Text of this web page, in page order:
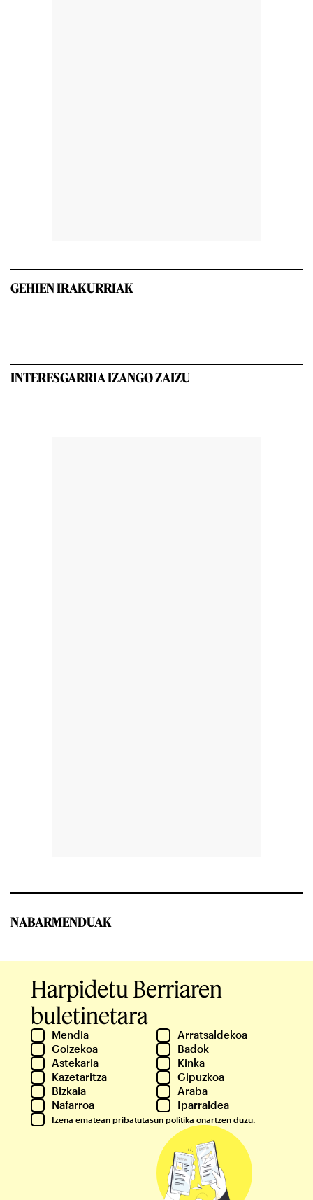
GEHIEN IRAKURRIAK
INTERESGARRIA IZANGO ZAIZU
NABARMENDUAK
Harpidetu Berriaren
buletinetara
Mendia
Arratsaldekoa
Goizekoa
Badok
Astekaria
Kinka
Kazetaritza
Gipuzkoa
Bizkaia
Araba
Nafarroa
Iparraldea
Izena ematean pribatutasun politika onartzen duzu.